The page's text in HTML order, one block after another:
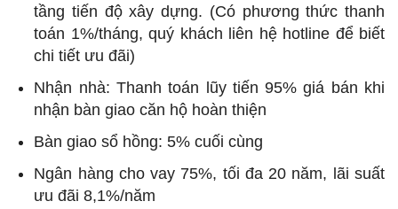
tầng tiến độ xây dựng. (Có phương thức thanh
toán 1%/tháng, quý khách liên hệ hotline để biết
chi tiết ưu đãi)
Nhận nhà: Thanh toán lũy tiến 95% giá bán khi
nhận bàn giao căn hộ hoàn thiện
Bàn giao sổ hồng: 5% cuối cùng
Ngân hàng cho vay 75%, tối đa 20 năm, lãi suất
ưu đãi 8,1%/năm